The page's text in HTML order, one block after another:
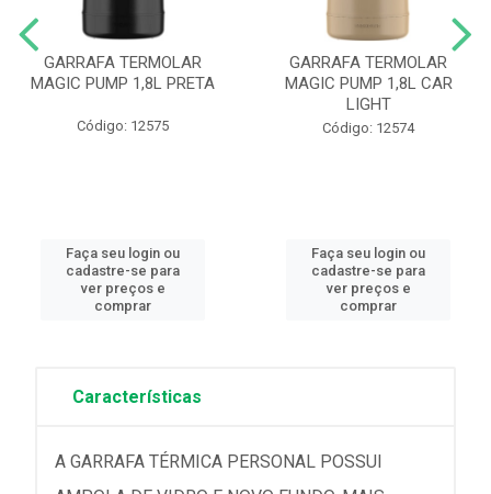
GARRAFA TERMOLAR
MAGIC PUMP 1,8L PRETA
Código: 12575
Faça seu login ou
cadastre-se para
ver preços e
comprar
GARRAFA TERMOLAR
MAGIC PUMP 1,8L CAR
LIGHT
Código: 12574
Faça seu login ou
cadastre-se para
ver preços e
comprar
Características
A GARRAFA TÉRMICA PERSONAL POSSUI